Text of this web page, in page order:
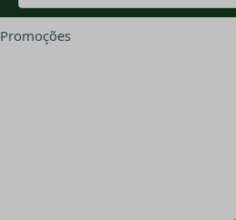
Promoções